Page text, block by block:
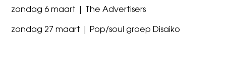
zondag 6 maart | The Advertisers
zondag 27 maart | Pop/soul groep Disaiko